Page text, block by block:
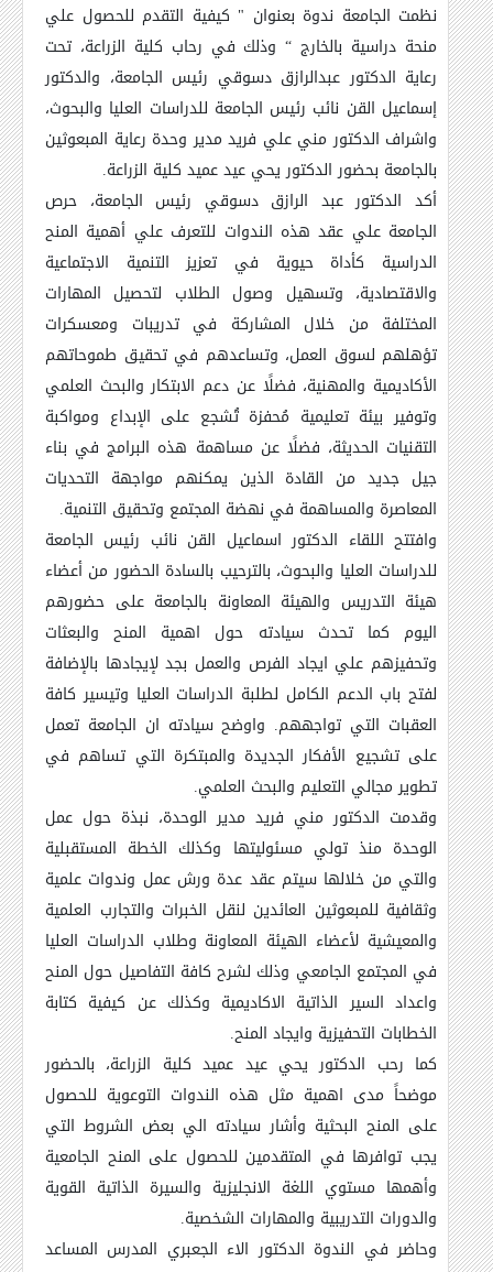
نظمت الجامعة ندوة بعنوان " كيفية التقدم للحصول علي
منحة دراسية بالخارج “ وذلك في رحاب كلية الزراعة، تحت
رعاية الدكتور عبدالرازق دسوقي رئيس الجامعة، والدكتور
إسماعيل القن نائب رئيس الجامعة للدراسات العليا والبحوث،
واشراف الدكتور مني علي فريد مدير وحدة رعاية المبعوثين
بالجامعة بحضور الدكتور يحي عيد عميد كلية الزراعة.
أكد الدكتور عبد الرازق دسوقي رئيس الجامعة، حرص
الجامعة علي عقد هذه الندوات للتعرف علي أهمية المنح
الدراسية كأداة حيوية في تعزيز التنمية الاجتماعية
والاقتصادية، وتسهيل وصول الطلاب لتحصيل المهارات
المختلفة من خلال المشاركة في تدريبات ومعسكرات
تؤهلهم لسوق العمل، وتساعدهم في تحقيق طموحاتهم
الأكاديمية والمهنية، فضلًا عن دعم الابتكار والبحث العلمي
وتوفير بيئة تعليمية مُحفزة تُشجع على الإبداع ومواكبة
التقنيات الحديثة، فضلًا عن مساهمة هذه البرامج في بناء
جيل جديد من القادة الذين يمكنهم مواجهة التحديات
المعاصرة والمساهمة في نهضة المجتمع وتحقيق التنمية.
وافتتح اللقاء الدكتور اسماعيل القن نائب رئيس الجامعة
للدراسات العليا والبحوث، بالترحيب بالسادة الحضور من أعضاء
هيئة التدريس والهيئة المعاونة بالجامعة على حضورهم
اليوم كما تحدث سيادته حول اهمية المنح والبعثات
وتحفيزهم علي ايجاد الفرص والعمل بجد لإيجادها بالإضافة
لفتح باب الدعم الكامل لطلبة الدراسات العليا وتيسير كافة
العقبات التي تواجههم. واوضح سيادته ان الجامعة تعمل
على تشجيع الأفكار الجديدة والمبتكرة التي تساهم في
تطوير مجالي التعليم والبحث العلمي.
وقدمت الدكتور مني فريد مدير الوحدة، نبذة حول عمل
الوحدة منذ تولي مسئوليتها وكذلك الخطة المستقبلية
والتي من خلالها سيتم عقد عدة ورش عمل وندوات علمية
وثقافية للمبعوثين العائدين لنقل الخبرات والتجارب العلمية
والمعيشية لأعضاء الهيئة المعاونة وطلاب الدراسات العليا
في المجتمع الجامعي وذلك لشرح كافة التفاصيل حول المنح
واعداد السير الذاتية الاكاديمية وكذلك عن كيفية كتابة
الخطابات التحفيزية وايجاد المنح.
كما رحب الدكتور يحي عيد عميد كلية الزراعة، بالحضور
موضحاً مدى اهمية مثل هذه الندوات التوعوية للحصول
على المنح البحثية وأشار سيادته الي بعض الشروط التي
يجب توافرها في المتقدمين للحصول على المنح الجامعية
وأهمها مستوي اللغة الانجليزية والسيرة الذاتية القوية
والدورات التدريبية والمهارات الشخصية.
وحاضر في الندوة الدكتور الاء الجعبري المدرس المساعد